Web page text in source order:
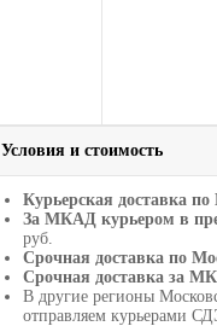
Условия и стоимость
Курьерская доставка
За МКАД курьером в
руб.
Срочная доставка по
Срочная доставка за
В другие регионы
отправляем курьерами